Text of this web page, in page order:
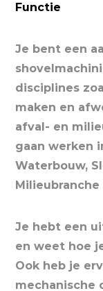
Functie
Je bent een
disciplines
maken en
afval- en
gaan werken
Waterbouw,
Je hebt een
en weet hoe
Ook heb je
mechanische